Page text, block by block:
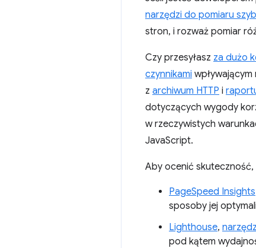
narzędzi do pomiaru
stron, i rozważ pomiar
Czy przesyłasz za dużo
czynnikami
z archiwum HTTP i
dotyczących wygody
w rzeczywistych
JavaScript.
Aby ocenić skuteczność,
PageSpeed Insights
sposoby jej
Lighthouse,
pod kątem